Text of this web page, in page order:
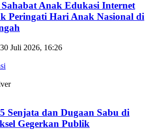
Anak Edukasi Internet
Peringati Hari Anak Nasional di
Juli 2026, 16:26
Senjata dan Dugaan Sabu di
Gegerkan Publik